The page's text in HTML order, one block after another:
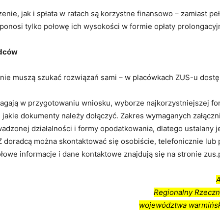
jak i spłata w ratach są korzystne finansowo – zamiast
tylko połowę ich wysokości w formie opłaty
muszą szukać rozwiązań sami – w placówkach ZUS-u
w przygotowaniu wniosku, wyborze najkorzystniejszej
dokumenty należy dołączyć. Zakres wymaganych
działalności i formy opodatkowania, dlatego ustalany
doradcą można skontaktować się osobiście, telefonicznie lub
informacje i dane kontaktowe znajdują się na stronie
Regionalny
województwa